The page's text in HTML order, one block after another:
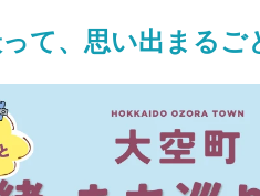
て、思い出まる